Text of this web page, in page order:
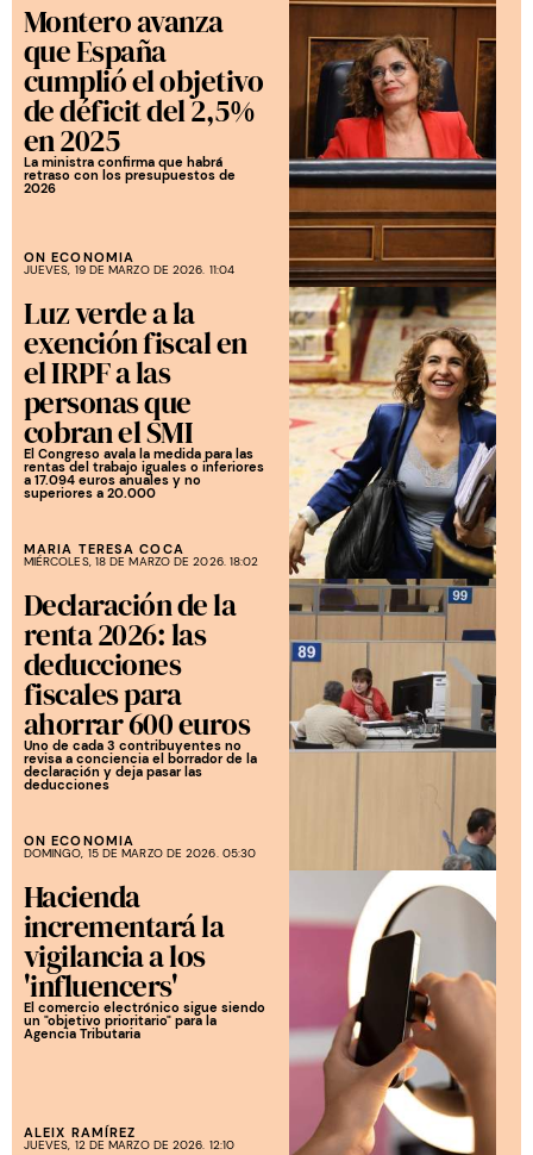
Montero avanza
que España
cumplió el objetivo
de déficit del 2,5%
en 2025
La ministra confirma que habrá
retraso con los presupuestos de
2026
ON ECONOMIA
JUEVES, 19 DE MARZO DE 2026. 11:04
Luz verde a la
exención fiscal en
el IRPF a las
personas que
cobran el SMI
El Congreso avala la medida para las
rentas del trabajo iguales o inferiores
a 17.094 euros anuales y no
superiores a 20.000
MARIA TERESA COCA
MIÉRCOLES, 18 DE MARZO DE 2026. 18:02
Declaración de la
renta 2026: las
deducciones
fiscales para
ahorrar 600 euros
Uno de cada 3 contribuyentes no
revisa a conciencia el borrador de la
declaración y deja pasar las
deducciones
ON ECONOMIA
DOMINGO, 15 DE MARZO DE 2026. 05:30
Hacienda
incrementará la
vigilancia a los
'influencers'
El comercio electrónico sigue siendo
un "objetivo prioritario" para la
Agencia Tributaria
ALEIX RAMÍREZ
JUEVES, 12 DE MARZO DE 2026. 12:10